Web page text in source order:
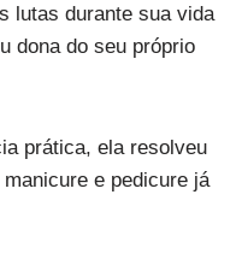
lutas durante sua vida
dona do seu próprio
prática, ela resolveu
e pedicure já